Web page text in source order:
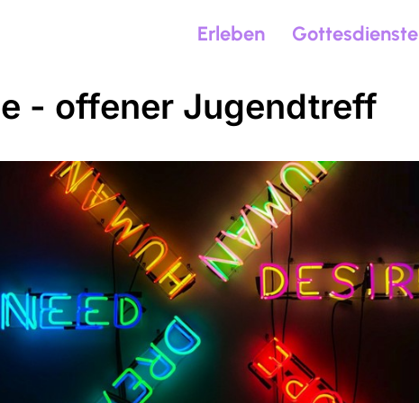
Erleben Gottesdienste
- offener Jugendtreff